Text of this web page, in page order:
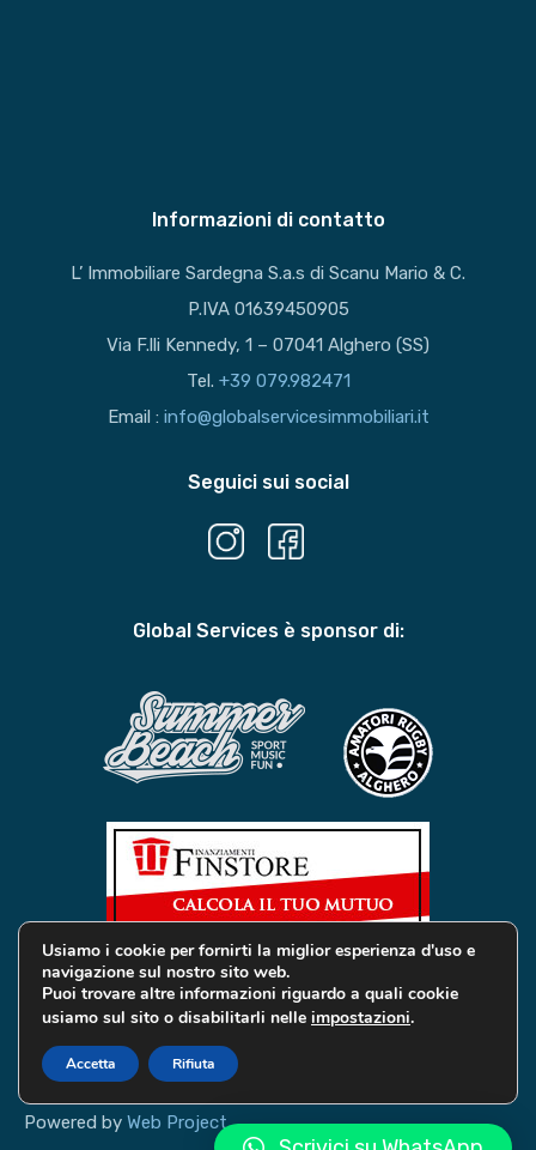
Informazioni di contatto
L’ Immobiliare Sardegna S.a.s di Scanu Mario & C.
P.IVA 01639450905
Via F.lli Kennedy, 1 – 07041 Alghero (SS)
Tel. +39 079.982471
Email : info@globalservicesimmobiliari.it
Seguici sui social
Global Services è sponsor di:
© 2019 Global Services Immobiliari | All rights reserved |
Privacy e Cookie
Powered by Web Project
Usiamo i cookie per fornirti la miglior esperienza d'uso e
navigazione sul nostro sito web.
Puoi trovare altre informazioni riguardo a quali cookie
usiamo sul sito o disabilitarli nelle impostazioni.
Accetta Rifiuta